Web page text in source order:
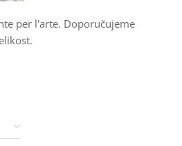
per l'arte. Doporučujeme